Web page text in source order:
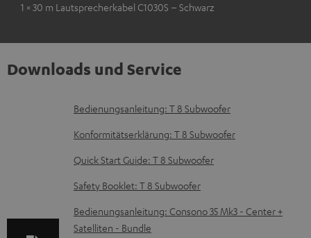
1 × 30 m Lautsprecherkabel C1030S – Schwarz
Downloads und Service
D
o
m
e
Bedienungsanleitung: T 8 Subwoofer
Konformitätserklärung: T 8 Subwoofer
Quick Start Guide: T 8 Subwoofer
Safety Booklet: T 8 Subwoofer
Bedienungsanleitung: Consono 35 Mk3 - Center +
Satelliten - Bundle